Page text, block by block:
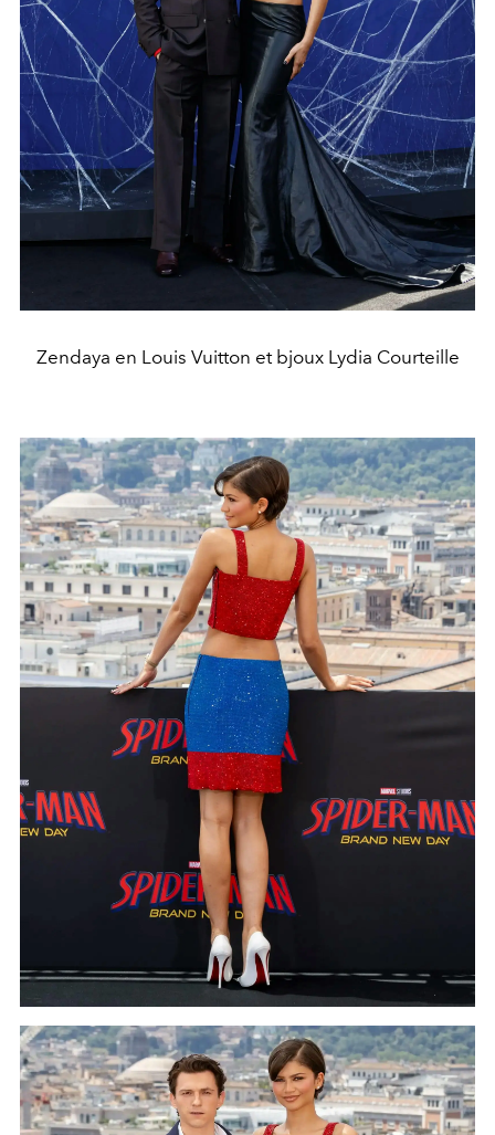
Zendaya en Louis Vuitton et bjoux Lydia Courteille